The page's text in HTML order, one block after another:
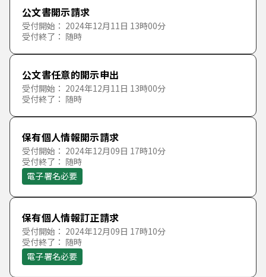
分類で探す
住民票・戸籍・マイナンバー・パスポート
税金・保険・年金
防災・防犯
子育て
健康・医療
福祉・介護
コミュニティ・地域活動
50音で探す
あ行
あ い う
か行
さ し
た行
た ち つ て と
な行
な に ぬ
は行
は ひ
ま行
公文書開示請求
受付開始： 2024年12月11日 13時00分
受付終了： 随時
公文書任意的開示申出
受付開始： 2024年12月11日 13時00分
受付終了： 随時
保有個人情報開示請求
受付開始： 2024年12月09日 17時10分
受付終了： 随時
電子署名必要
保有個人情報訂正請求
受付開始： 2024年12月09日 17時10分
受付終了： 随時
電子署名必要